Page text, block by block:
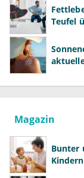
Teufel
Magazin
Bunter